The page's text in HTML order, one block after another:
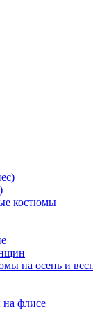
костюмы
на осень и
на флисе